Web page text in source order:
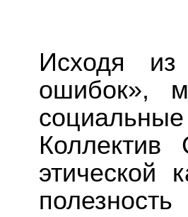
Исходя
ошибок»,
этической